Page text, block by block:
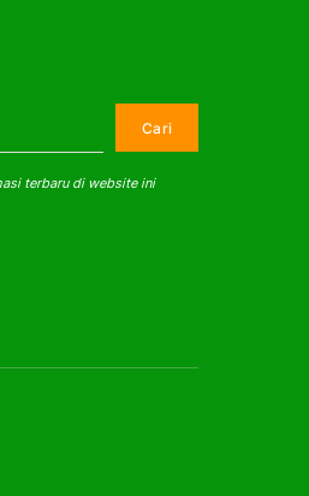
Cari
terbaru di website ini